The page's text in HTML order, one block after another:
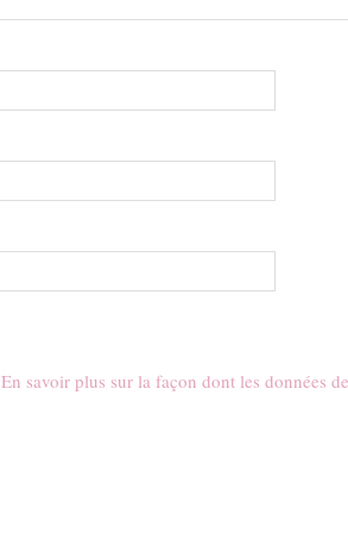
En savoir plus sur la façon dont les données